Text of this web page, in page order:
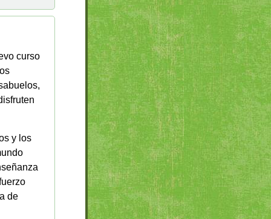
curso
y los
de